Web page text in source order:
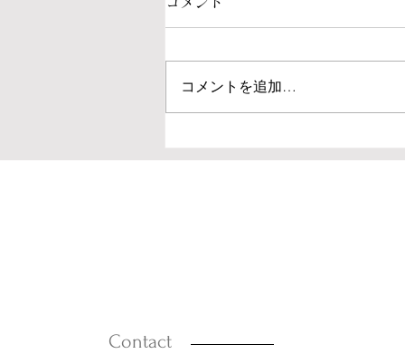
台所が変わると暮らしも変わ
コメントを追加…
Contact